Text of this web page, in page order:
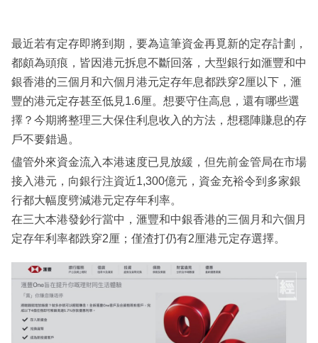
區
最近若有定存即將到期，要為這筆資金再覓新的定存計劃，
都頗為頭痕，皆因港元拆息不斷回落，大型銀行如滙豐和中
銀香港的三個月和六個月港元定存年息都跌穿2厘以下，滙
豐的港元定存甚至低見1.6厘。想要守住高息，還有哪些選
擇？今期將整理三大保住利息收入的方法，想穩陣賺息的存
戶不要錯過。
儘管外來資金流入本港速度已見放緩，但先前金管局在市場
接入港元，向銀行注資近1,300億元，資金充裕令到多家銀
行都大幅度劈減港元定存年利率。
在三大本港發鈔行當中，滙豐和中銀香港的三個月和六個月
定存年利率都跌穿2厘；僅渣打仍有2厘港元定存選擇。